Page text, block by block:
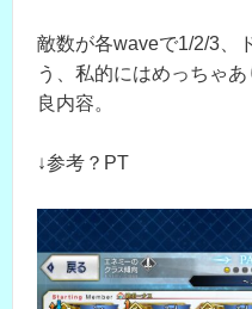
敵数が各waveで1/2/3、
う、私的にはめっちゃ
良内容。
↓参考？PT